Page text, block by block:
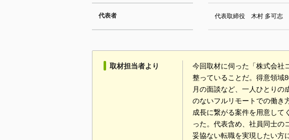
代表者 代表取締役 木村 多可志
取材担当者より
今回取材に伺った「株式会社
整っていることだ。得意領域
月の面談など、一人ひとりの
のないフルリモートでの働き
成長に繋がる案件を用意して
った。代表含め、社員同士の
妥協ない転職を実現したい方